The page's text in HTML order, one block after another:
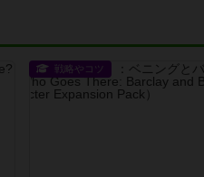
戦略やコツ